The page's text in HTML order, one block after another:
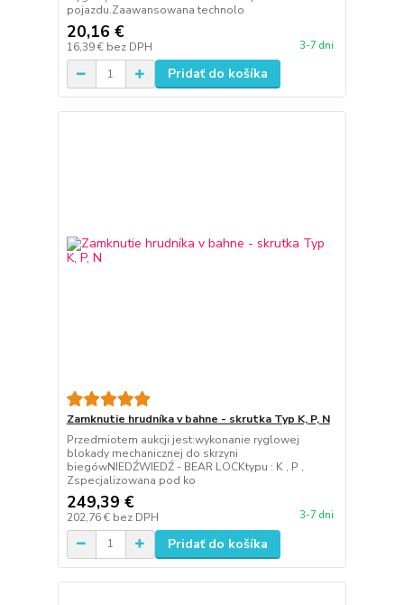
pojazdu.Zaawansowana technolo
20,16 €
16,39 € bez DPH 3-7 dni
Pridať do košíka
Zamknutie hrudníka v bahne - skrutka Typ K, P, N
Przedmiotem aukcji jest:wykonanie ryglowej
blokady mechanicznej do skrzyni
biegówNIEDŹWIEDŹ - BEAR LOCKtypu : K , P ,
Zspecjalizowana pod ko
249,39 €
202,76 € bez DPH 3-7 dni
Pridať do košíka